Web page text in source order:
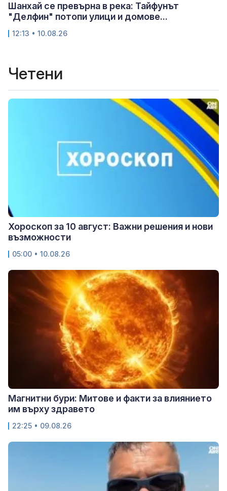
Шанхай се превърна в река: Тайфунът
"Делфин" потопи улици и домове...
12:13 • 10.08.26
Четени
Хороскоп за 10 август: Важни решения и нови
възможности
05:00 • 10.08.26
Магнитни бури: Митове и факти за влиянието
им върху здравето
22:25 • 09.08.26